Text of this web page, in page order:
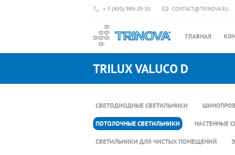
+ 7 (495) 989-29-10 CONTACT@TRINOVA.RU
ГЛАВНАЯ
TRILUX VALUCO D
СВЕТОДИОДНЫЕ СВЕТИЛЬНИКИ
ПОТОЛОЧНЫЕ СВЕТИЛЬНИКИ НАСТЕННЫЕ
СВЕТИЛЬНИКИ ДЛЯ ЧИСТЫХ ПОМЕЩЕНИЙ